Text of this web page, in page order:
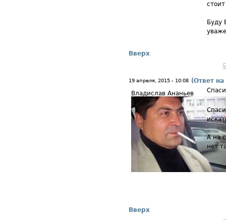
Буду
Вверх
19 апреля, 2015 - 10:08 (Ответ
Владислав Ананьев
А на
нет
Вверх